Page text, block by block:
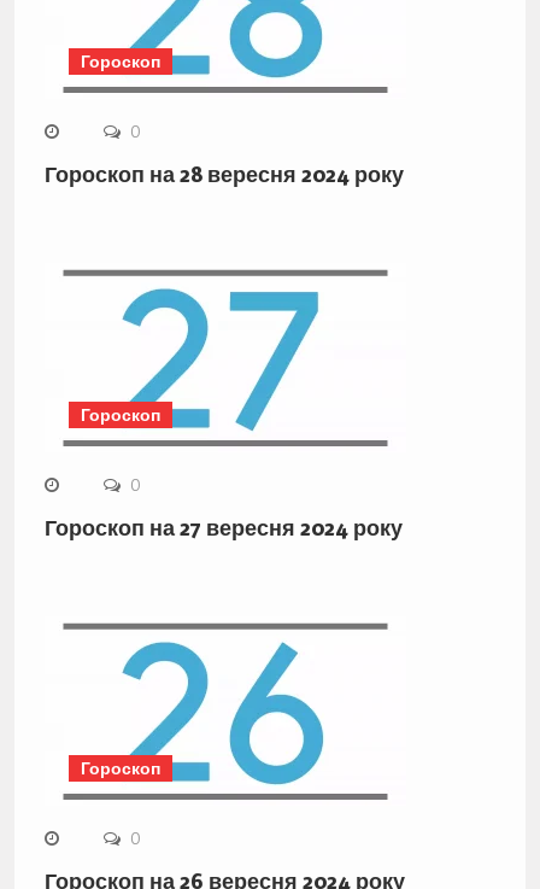
Гороскоп
0
Гороскоп на 28 вересня 2024 року
Гороскоп
0
Гороскоп на 27 вересня 2024 року
Гороскоп
0
Гороскоп на 26 вересня 2024 року